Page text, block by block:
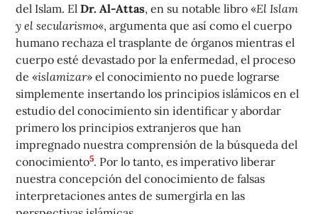
del Islam. ElDr. Al-Attas, en su notable libro «El Islam
y el secularismo«, argumenta que así como el cuerpo
humano rechaza el trasplante de órganos mientras el
cuerpo esté devastado por la enfermedad, el proceso
de «islamizar» el conocimiento no puede lograrse
simplemente insertando los principios islámicos en el
estudio del conocimiento sin identificar y abordar
primero los principios extranjeros que han
impregnado nuestra comprensión de la búsqueda del
conocimiento5. Por lo tanto, es imperativo liberar
nuestra concepción del conocimiento de falsas
interpretaciones antes de sumergirla en las